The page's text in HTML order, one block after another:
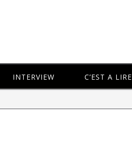
INTERVIEW C’EST A LIRE